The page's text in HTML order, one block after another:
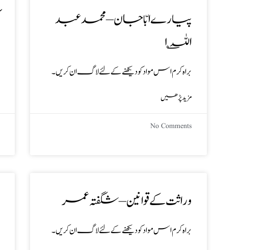
پیارے ابّا جان – محمد عبد
اللہ؎۱
براہ کرم اس مواد کو دیکھنے کے لئے لاگ ان کریں۔
مزید پڑھیں
No Comments
وراثت کے قوانین – شگفتہ عمر
براہ کرم اس مواد کو دیکھنے کے لئے لاگ ان کریں۔